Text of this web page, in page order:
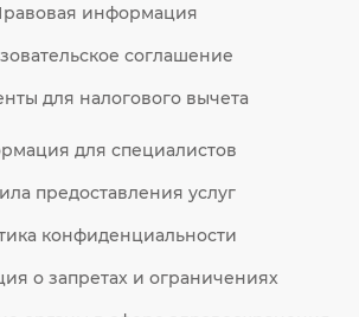
информация
соглашение
для налогового вычета
для специалистов
предоставления услуг
конфиденциальности
о запретах и ограничениях